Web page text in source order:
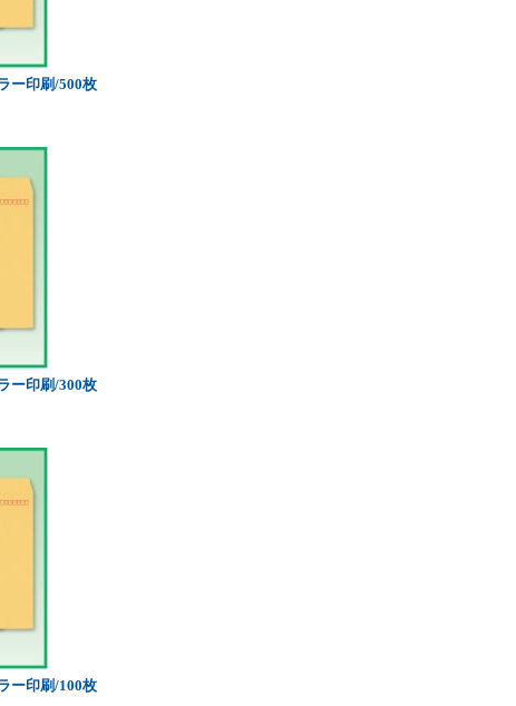
ー印刷/500枚
ー印刷/300枚
ー印刷/100枚